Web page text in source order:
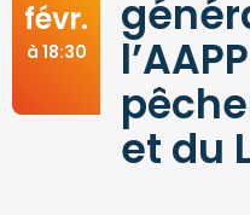
févr.
à 18:30
et du